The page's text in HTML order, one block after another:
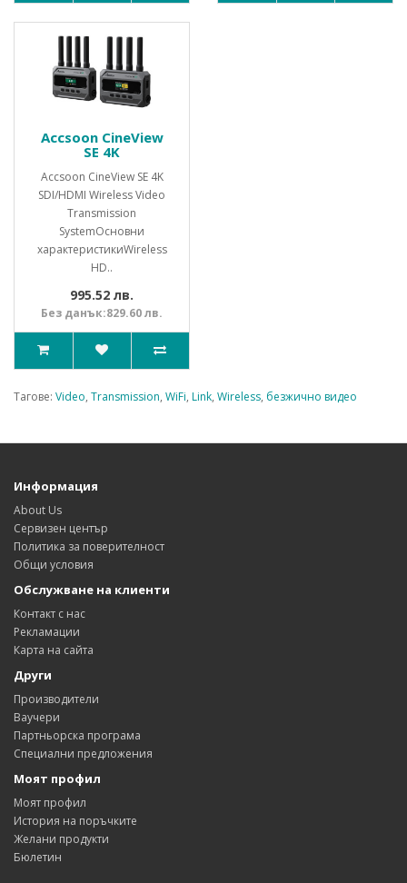
Accsoon CineView
SE 4K
Accsoon CineView SE 4K
SDI/HDMI Wireless Video
Transmission
System Основни
характеристикиWireless
HD..
995.52 лв.
Без данък:829.60 лв.
Тагове: Video, Transmission, WiFi, Link, Wireless, безжично видео
Информация
About Us
Сервизен център
Политика за поверителност
Общи условия
Обслужване на клиенти
Контакт с нас
Рекламации
Карта на сайта
Други
Производители
Ваучери
Партньорска програма
Специални предложения
Моят профил
Моят профил
История на поръчките
Желани продукти
Бюлетин